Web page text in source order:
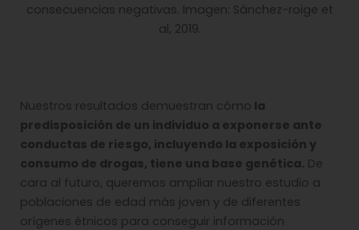
consecuencias negativas. Imagen: Sánchez-roige et
al, 2019.
Nuestros resultados demuestran cómo la
predisposición de un individuo a exponerse ante
conductas de riesgo, incluyendo la exposición y
consumo de drogas, tiene una base genética. De
cara al futuro, queremos ampliar nuestro estudio a
poblaciones de edad más joven y de diferentes
orígenes étnicos para conseguir información